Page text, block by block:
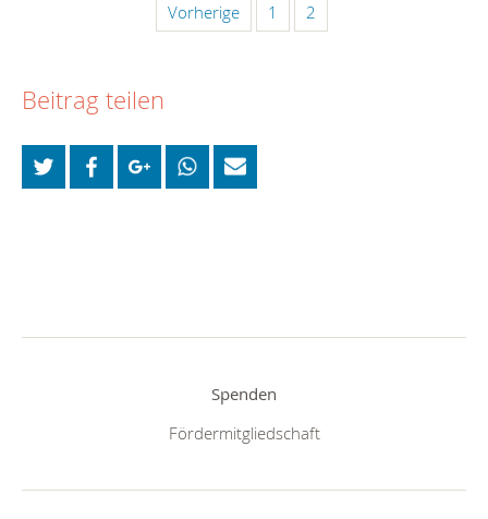
Vorherige 1 2
Beitrag teilen
Spenden
Fördermitgliedschaft